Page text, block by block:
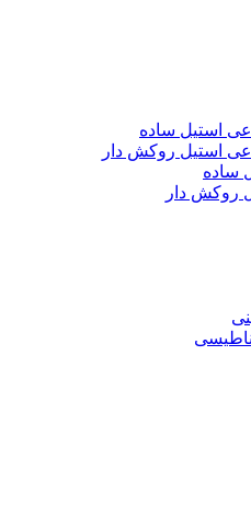
استیل ساده
استیل روکش دار
ساده
روکش دار